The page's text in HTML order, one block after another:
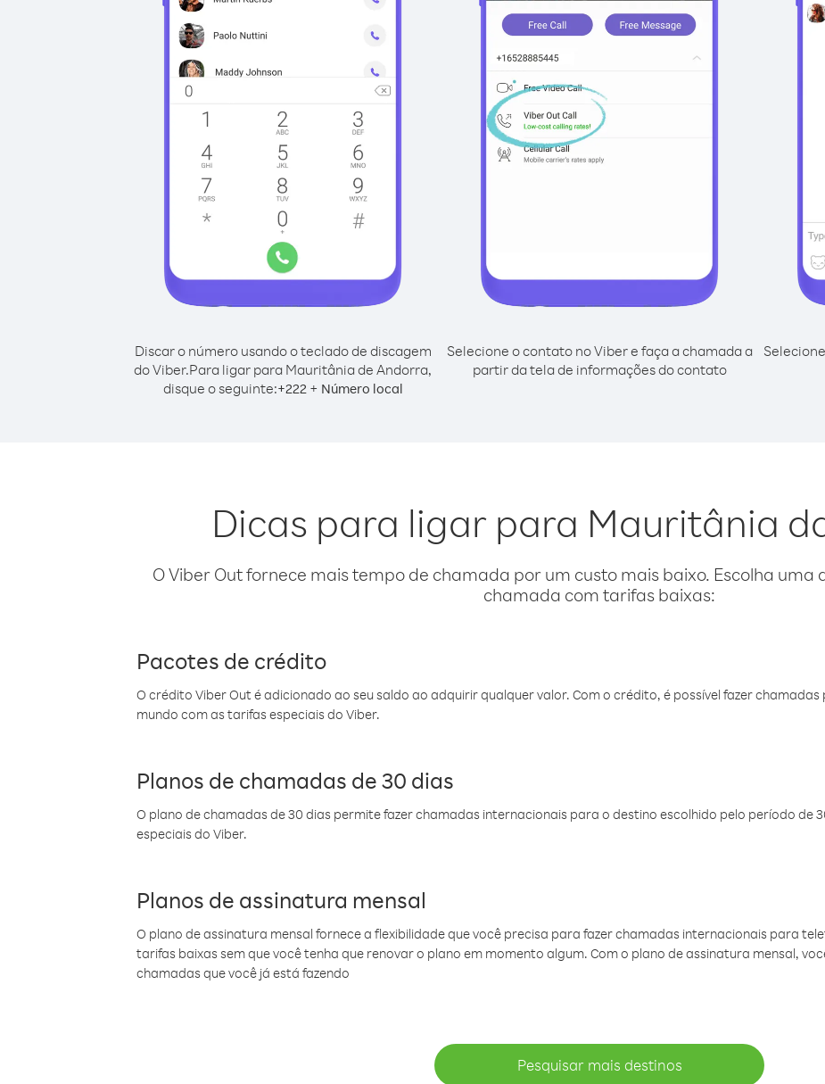
Discar o número usando o teclado de discagem
do Viber.Para ligar para Mauritânia de Andorra,
disque o seguinte:+222+ Número local
Selecione o contato no Viber e faça a chamada a
partir da tela de informações do contato
Dicas para ligar para Mauritânia
O Viber Out fornece mais tempo de chamada por um custo mais baixo. Escolha uma
chamada com tarifas baixas:
Pacotes de crédito
O crédito Viber Out é adicionado ao seu saldo ao adquirir qualquer valor. Com o crédito, é possível fazer
mundo com as tarifas especiais do Viber.
Planos de chamadas de 30 dias
O plano de chamadas de 30 dias permite fazer chamadas internacionais para o destino escolhido pelo período de
especiais do Viber.
Planos de assinatura mensal
O plano de assinatura mensal fornece a flexibilidade que você precisa para fazer chamadas internacionais para
tarifas baixas sem que você tenha que renovar o plano em momento algum. Com o plano de assinatura mensal,
chamadas que você já está fazendo
Pesquisar mais destinos